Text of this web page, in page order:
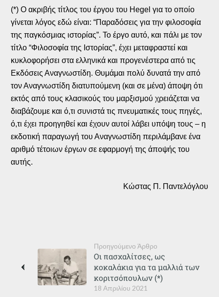
(*) Ο ακριβής τίτλος του έργου του Hegel για το οποίο
γίνεται λόγος εδώ είναι: “Παραδόσεις για την φιλοσοφία
της παγκόσμιας ιστορίας”. Το έργο αυτό, και πάλι με τον
τίτλο “Φιλοσοφία της Ιστορίας”, έχει μεταφραστεί και
κυκλοφορήσει στα ελληνικά και προγενέστερα από τις
Εκδόσεις Αναγνωστίδη. Θυμάμαι πολύ δυνατά την από
τον Αναγνωστίδη διατυπούμενη (και σε μένα) άποψη ότι
εκτός από τους κλασικούς του μαρξισμού χρειάζεται να
διαβάζουμε και ό,τι συνιστά τις πνευματικές τους πηγές,
ό,τι έχει προηγηθεί και έχουν αυτοί λάβει υπόψη τους – η
εκδοτική παραγωγή του Αναγνωστίδη περιλάμβανε ένα
αριθμό τέτοιων έργων σε εφαρμογή της άποψής του
αυτής.
Κώστας Π. Παντελόγλου
Προηγούμενο Άρθρο
18 Απριλίου 2021
Οι πασχαλίτσες, ως
κοκαλάκια για τα μαλλιά των
κοριτσόπουλων (*)